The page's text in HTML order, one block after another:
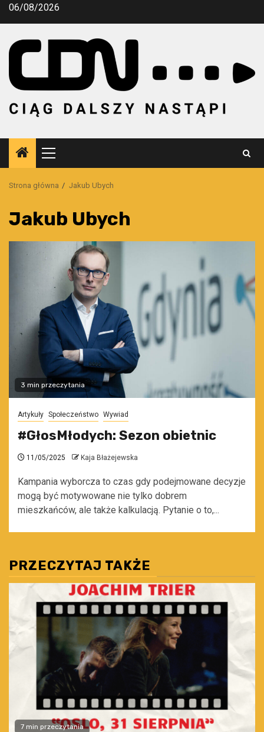
Przejdź
06/08/2026
Menu
główne
Strona główna Jakub Ubych
Jakub Ubych
3 min przeczytania
Artykuły Społeczeństwo Wywiad
#GłosMłodych: Sezon obietnic
11/05/2025 Kaja Błażejewska
Kampania wyborcza to czas gdy podejmowane decyzje
mogą być motywowane nie tylko dobrem
mieszkańców, ale także kalkulacją. Pytanie o to,...
PRZECZYTAJ TAKŻE
7 min przeczytania